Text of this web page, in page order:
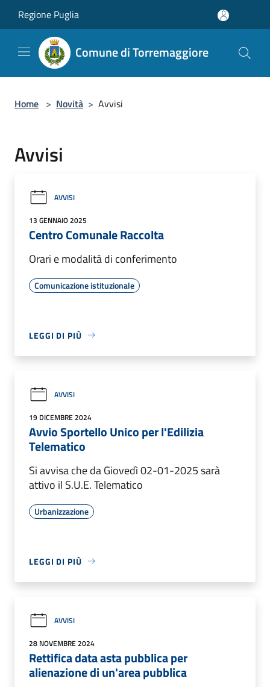
Regione Puglia
Comune di Torremaggiore
Home > Novità > Avvisi
Avvisi
AVVISI
13 GENNAIO 2025
Centro Comunale Raccolta
Orari e modalità di conferimento
Comunicazione istituzionale
LEGGI DI PIÙ
AVVISI
19 DICEMBRE 2024
Avvio Sportello Unico per l'Edilizia
Telematico
Si avvisa che da Giovedì 02-01-2025 sarà
attivo il S.U.E. Telematico
Urbanizzazione
LEGGI DI PIÙ
AVVISI
28 NOVEMBRE 2024
Rettifica data asta pubblica per
alienazione di un'area pubblica